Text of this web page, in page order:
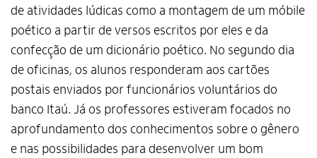
de atividades lúdicas como a montagem de um móbile
poético a partir de versos escritos por eles e da
confecção de um dicionário poético. No segundo dia
de oficinas, os alunos responderam aos cartões
postais enviados por funcionários voluntários do
banco Itaú. Já os professores estiveram focados no
aprofundamento dos conhecimentos sobre o gênero
e nas possibilidades para desenvolver um bom